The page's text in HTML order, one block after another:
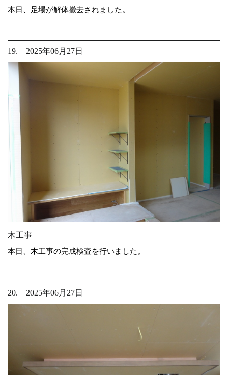
本日、足場が解体撤去されました。
19. 2025年06月27日
木工事
本日、木工事の完成検査を行いました。
20. 2025年06月27日